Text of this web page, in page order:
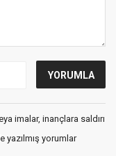
imalar, inançlara saldırı
yazılmış yorumlar